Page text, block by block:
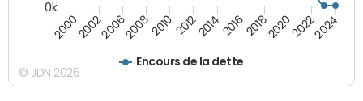
Encours de la dette
20002002200620082010 2012201420162018202020222024
0k
© JDN 2026